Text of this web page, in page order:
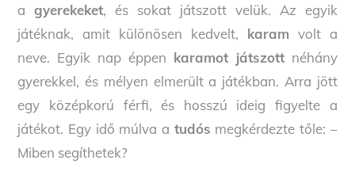
agyerekeket, és sokat játszott velük. Az egyik
játéknak, amit különösen kedvelt, karam volt a
neve. Egyik nap éppen karamot játszottnéhány
gyerekkel, és mélyen elmerült a játékban. Arra jött
egy középkorú férfi, és hosszú ideig figyelte a
játékot. Egy idő múlva a tudós megkérdezte tőle: –
Miben segíthetek?